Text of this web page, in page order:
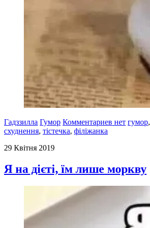
Гадззилла Гумор Комментариев нет гумор,
схуднення, тістечка, філіжанка
29 Квітня 2019
Я на дієті, їм лише моркву